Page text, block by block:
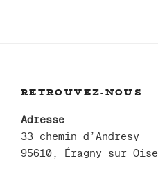
RETROUVEZ-NOUS
Adresse
33 chemin d’Andresy
95610, Éragny sur Oise